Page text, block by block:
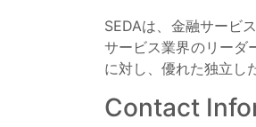
SEDAは、金融サービ
サービス業界のリーダ
に対し、優れた独立し
Contact